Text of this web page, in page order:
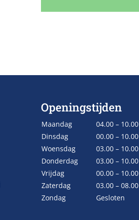
Openingstijden
Maandag
04.00 – 10.00
Dinsdag
00.00 – 10.00
Woensdag
03.00 – 10.00
Donderdag
03.00 – 10.00
Vrijdag
00.00 – 10.00
Zaterdag
03.00 – 08.00
Zondag
Gesloten